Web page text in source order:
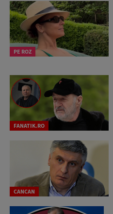
PE ROZ
FANATIK.RO
CANCAN